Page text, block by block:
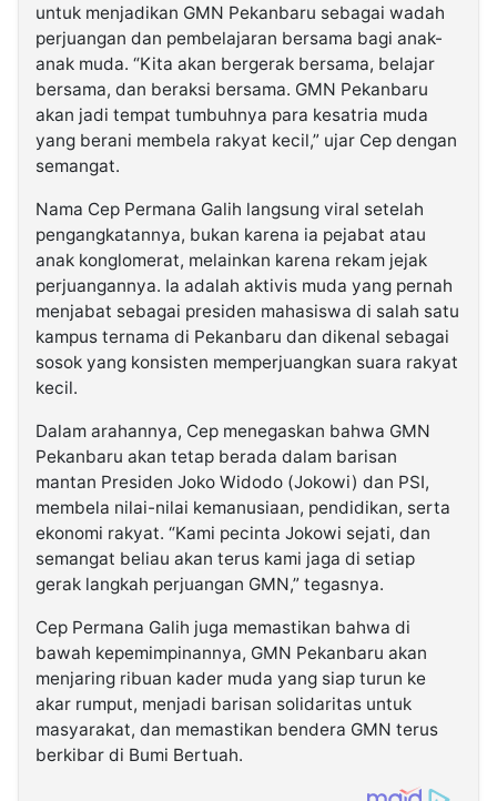
untuk menjadikan GMN Pekanbaru sebagai wadah
perjuangan dan pembelajaran bersama bagi anak-
anak muda. “Kita akan bergerak bersama, belajar
bersama, dan beraksi bersama. GMN Pekanbaru
akan jadi tempat tumbuhnya para kesatria muda
yang berani membela rakyat kecil,” ujar Cep dengan
semangat.
Nama Cep Permana Galih langsung viral setelah
pengangkatannya, bukan karena ia pejabat atau
anak konglomerat, melainkan karena rekam jejak
perjuangannya. Ia adalah aktivis muda yang pernah
menjabat sebagai presiden mahasiswa di salah satu
kampus ternama di Pekanbaru dan dikenal sebagai
sosok yang konsisten memperjuangkan suara rakyat
kecil.
Dalam arahannya, Cep menegaskan bahwa GMN
Pekanbaru akan tetap berada dalam barisan
mantan Presiden Joko Widodo (Jokowi) dan PSI,
membela nilai-nilai kemanusiaan, pendidikan, serta
ekonomi rakyat. “Kami pecinta Jokowi sejati, dan
semangat beliau akan terus kami jaga di setiap
gerak langkah perjuangan GMN,” tegasnya.
Cep Permana Galih juga memastikan bahwa di
bawah kepemimpinannya, GMN Pekanbaru akan
menjaring ribuan kader muda yang siap turun ke
akar rumput, menjadi barisan solidaritas untuk
masyarakat, dan memastikan bendera GMN terus
berkibar di Bumi Bertuah.